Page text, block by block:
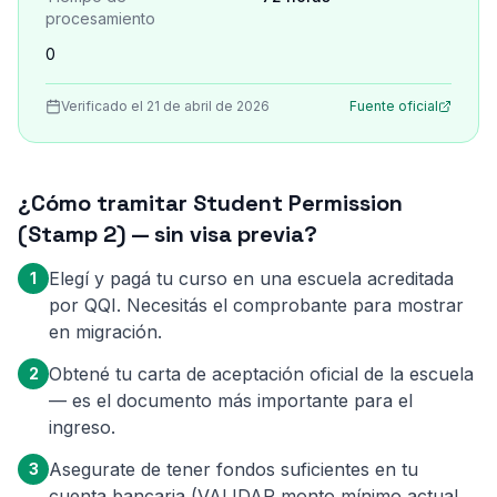
procesamiento
0
Verificado el 21 de abril de 2026 Fuente oficial
¿Cómo tramitar Student Permission
(Stamp 2) — sin visa previa?
1
Elegí y pagá tu curso en una escuela acreditada
por QQI. Necesitás el comprobante para mostrar
en migración.
2 Obtené tu carta de aceptación oficial de la escuela
— es el documento más importante para el
ingreso.
3
Asegurate de tener fondos suficientes en tu